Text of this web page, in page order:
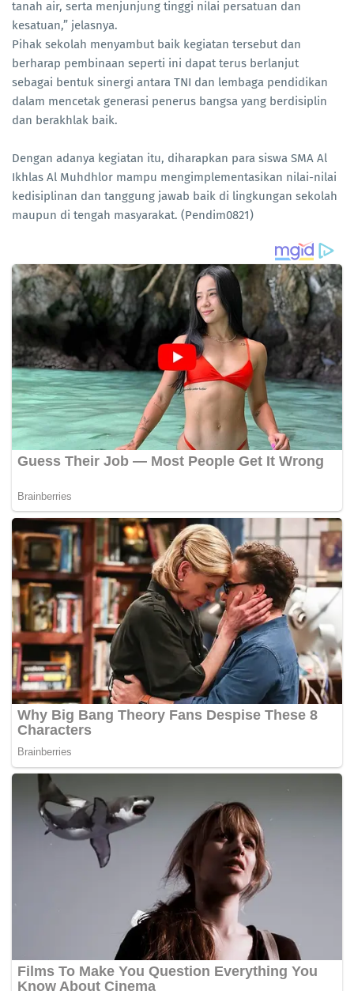
tanah air, serta menjunjung tinggi nilai persatuan dan
kesatuan,” jelasnya.
Pihak sekolah menyambut baik kegiatan tersebut dan
berharap pembinaan seperti ini dapat terus berlanjut
sebagai bentuk sinergi antara TNI dan lembaga pendidikan
dalam mencetak generasi penerus bangsa yang berdisiplin
dan berakhlak baik.
Dengan adanya kegiatan itu, diharapkan para siswa SMA Al
Ikhlas Al Muhdhlor mampu mengimplementasikan nilai-nilai
kedisiplinan dan tanggung jawab baik di lingkungan sekolah
maupun di tengah masyarakat. (Pendim0821)